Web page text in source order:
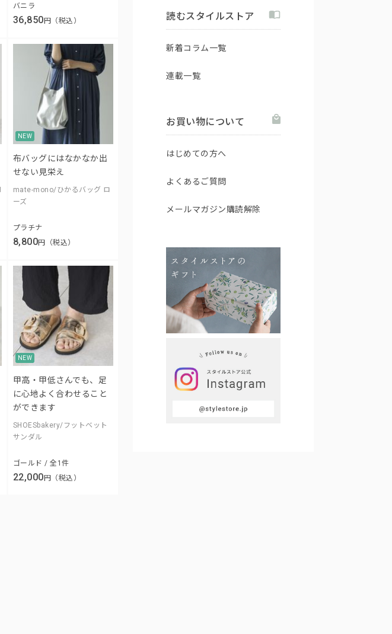
バニラ
36,850円（税込）
NEW
布バッグにはなかなか出
せない見栄え
mate-mono/ひかるバッグ ロ
ーズ
プラチナ
8,800円（税込）
NEW
甲高・甲低さんでも、足
に心地よく合わせること
ができます
SHOESbakery/フットベット
サンダル
ゴールド / 全1件
22,000 円（税込）
読むスタイルストア
新着コラム一覧
連載一覧
お買い物について
はじめての方へ
よくあるご質問
メールマガジン購読解除